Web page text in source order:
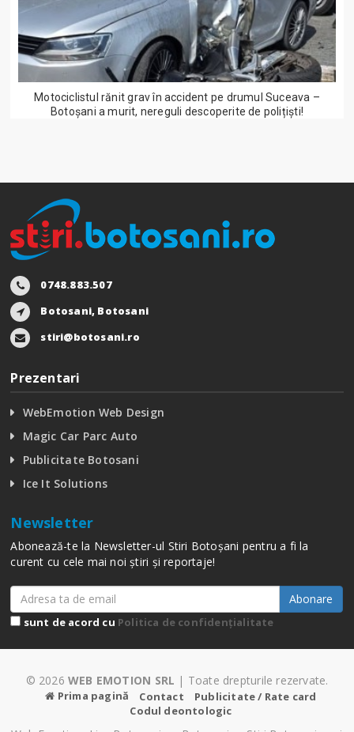
Motociclistul rănit grav în accident pe drumul Suceava –
Botoșani a murit, nereguli descoperite de polițiști!
0748.883.507
Botosani, Botosani
stiri@botosani.ro
Prezentari
WebEmotion Web Design
Magic Car Parc Auto
Publicitate Botosani
Ice It Solutions
Newsletter
Abonează-te la Newsletter-ul Stiri Botoșani pentru a fi la
curent cu cele mai noi știri și reportaje!
Abonare
sunt de acord cu Politica de confidențialitate
© 2026 WEB EMOTION SRL | Toate drepturile rezervate.
Prima pagină Contact
Publicitate / Rate card
Codul deontologic